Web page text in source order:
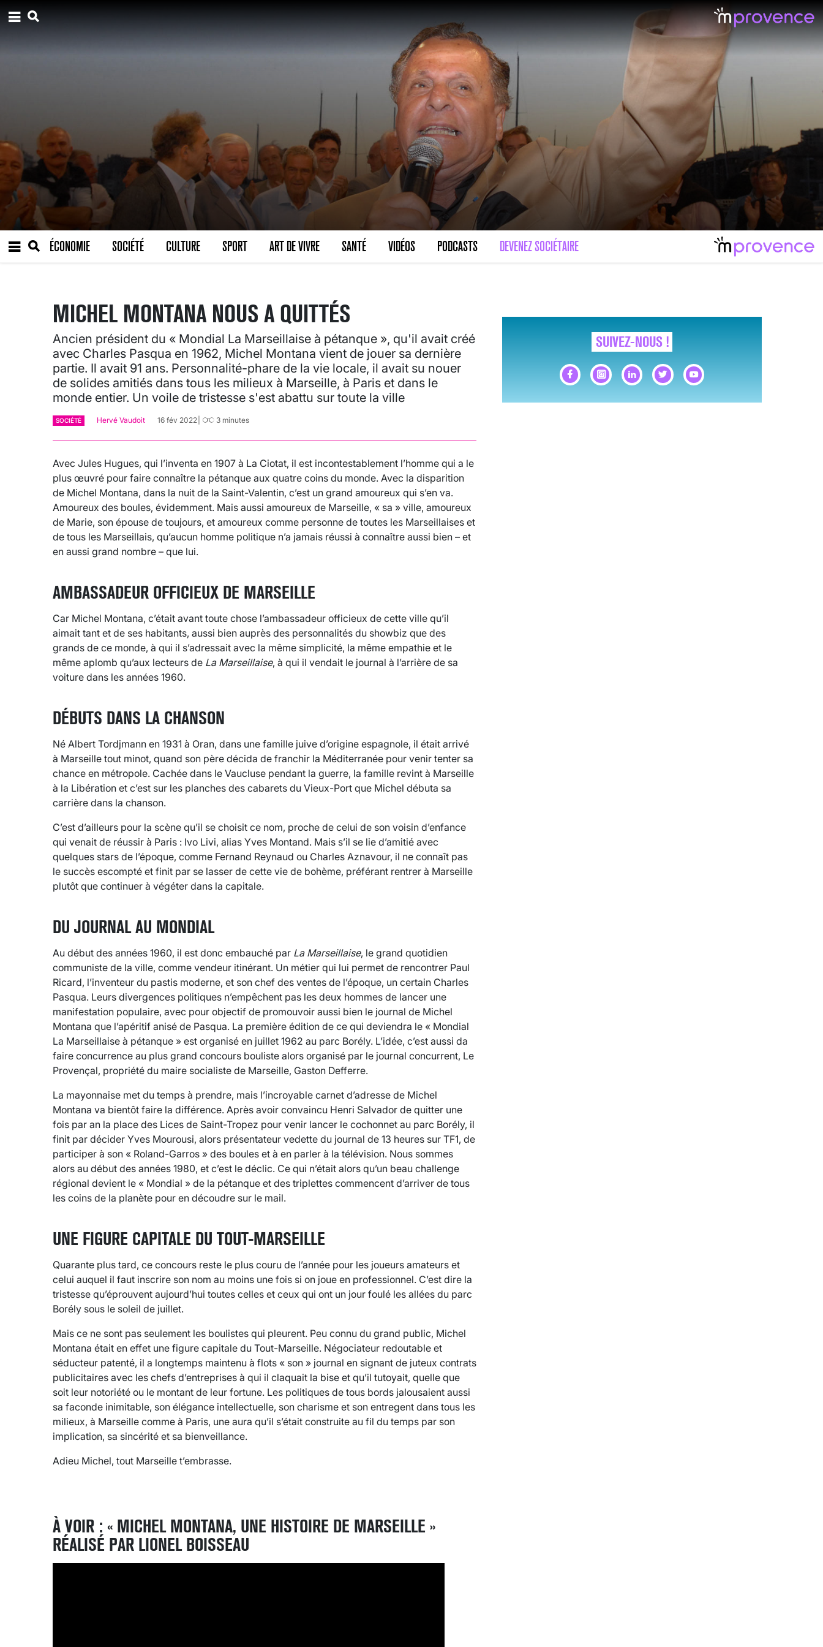
ÉCONOMIE SOCIÉTÉ CULTURE SPORT ART DE VIVRE SANTÉ VIDÉOS PODCASTS DEVENEZ SOCIÉTAIRE
MICHEL MONTANA NOUS A QUITTÉS
Ancien président du « Mondial La Marseillaise à pétanque », qu'il avait créé
avec Charles Pasqua en 1962, Michel Montana vient de jouer sa dernière
partie. Il avait 91 ans. Personnalité-phare de la vie locale, il avait su nouer
de solides amitiés dans tous les milieux à Marseille, à Paris et dans le
monde entier. Un voile de tristesse s'est abattu sur toute la ville
SOCIÉTÉ Hervé Vaudoit 16 fév 2022 3 minutes
Avec Jules Hugues, qui l’inventa en 1907 à La Ciotat, il est incontestablement l’homme qui a le
plus œuvré pour faire connaître la pétanque aux quatre coins du monde. Avec la disparition
de Michel Montana, dans la nuit de la Saint-Valentin, c’est un grand amoureux qui s’en va.
Amoureux des boules, évidemment. Mais aussi amoureux de Marseille, « sa » ville, amoureux
de Marie, son épouse de toujours, et amoureux comme personne de toutes les Marseillaises et
de tous les Marseillais, qu’aucun homme politique n’a jamais réussi à connaître aussi bien – et
en aussi grand nombre – que lui.
AMBASSADEUR OFFICIEUX DE MARSEILLE
Car Michel Montana, c’était avant toute chose l’ambassadeur officieux de cette ville qu’il
aimait tant et de ses habitants, aussi bien auprès des personnalités du showbiz que des
grands de ce monde, à qui il s’adressait avec la même simplicité, la même empathie et le
même aplomb qu’aux lecteurs de La Marseillaise, à qui il vendait le journal à l’arrière de sa
voiture dans les années 1960.
DÉBUTS DANS LA CHANSON
Né Albert Tordjmann en 1931 à Oran, dans une famille juive d’origine espagnole, il était arrivé
à Marseille tout minot, quand son père décida de franchir la Méditerranée pour venir tenter sa
chance en métropole. Cachée dans le Vaucluse pendant la guerre, la famille revint à Marseille
à la Libération et c’est sur les planches des cabarets du Vieux-Port que Michel débuta sa
carrière dans la chanson.
C’est d’ailleurs pour la scène qu’il se choisit ce nom, proche de celui de son voisin d’enfance
qui venait de réussir à Paris : Ivo Livi, alias Yves Montand. Mais s’il se lie d’amitié avec
quelques stars de l’époque, comme Fernand Reynaud ou Charles Aznavour, il ne connaît pas
le succès escompté et finit par se lasser de cette vie de bohème, préférant rentrer à Marseille
plutôt que continuer à végéter dans la capitale.
DU JOURNAL AU MONDIAL
Au début des années 1960, il est donc embauché par La Marseillaise, le grand quotidien
communiste de la ville, comme vendeur itinérant. Un métier qui lui permet de rencontrer Paul
Ricard, l’inventeur du pastis moderne, et son chef des ventes de l’époque, un certain Charles
Pasqua. Leurs divergences politiques n’empêchent pas les deux hommes de lancer une
manifestation populaire, avec pour objectif de promouvoir aussi bien le journal de Michel
Montana que l’apéritif anisé de Pasqua. La première édition de ce qui deviendra le « Mondial
La Marseillaise à pétanque » est organisé en juillet 1962 au parc Borély. L’idée, c’est aussi da
faire concurrence au plus grand concours bouliste alors organisé par le journal concurrent, Le
Provençal, propriété du maire socialiste de Marseille, Gaston Defferre.
La mayonnaise met du temps à prendre, mais l’incroyable carnet d’adresse de Michel
Montana va bientôt faire la différence. Après avoir convaincu Henri Salvador de quitter une
fois par an la place des Lices de Saint-Tropez pour venir lancer le cochonnet au parc Borély, il
finit par décider Yves Mourousi, alors présentateur vedette du journal de 13 heures sur TF1, de
participer à son « Roland-Garros » des boules et à en parler à la télévision. Nous sommes
alors au début des années 1980, et c’est le déclic. Ce qui n’était alors qu’un beau challenge
régional devient le « Mondial » de la pétanque et des triplettes commencent d’arriver de tous
les coins de la planète pour en découdre sur le mail.
UNE FIGURE CAPITALE DU TOUT-MARSEILLE
Quarante plus tard, ce concours reste le plus couru de l’année pour les joueurs amateurs et
celui auquel il faut inscrire son nom au moins une fois si on joue en professionnel. C’est dire la
tristesse qu’éprouvent aujourd’hui toutes celles et ceux qui ont un jour foulé les allées du parc
Borély sous le soleil de juillet.
Mais ce ne sont pas seulement les boulistes qui pleurent. Peu connu du grand public, Michel
Montana était en effet une figure capitale du Tout-Marseille. Négociateur redoutable et
séducteur patenté, il a longtemps maintenu à flots « son » journal en signant de juteux contrats
publicitaires avec les chefs d’entreprises à qui il claquait la bise et qu’il tutoyait, quelle que
soit leur notoriété ou le montant de leur fortune. Les politiques de tous bords jalousaient aussi
sa faconde inimitable, son élégance intellectuelle, son charisme et son entregent dans tous les
milieux, à Marseille comme à Paris, une aura qu’il s’était construite au fil du temps par son
implication, sa sincérité et sa bienveillance.
Adieu Michel, tout Marseille t’embrasse.
À VOIR : « MICHEL MONTANA, UNE HISTOIRE DE MARSEILLE »
RÉALISÉ PAR LIONEL BOISSEAU
SUIVEZ-NOUS !
VARICES PELVIENNES : UN REDOUTABLE MAL FÉMININ ENFIN SOIGNÉ !